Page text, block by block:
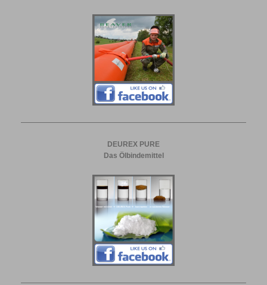
DEUREX PURE
Das Ölbindemittel